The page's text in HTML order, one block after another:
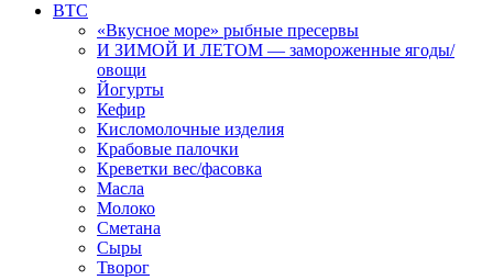
BTC
«Вкусное море» рыбные пресервы
И ЗИМОЙ И ЛЕТОМ — замороженные ягоды/
овощи
Йогурты
Кефир
Кисломолочные изделия
Крабовые палочки
Креветки вес/фасовка
Масла
Молоко
Сметана
Сыры
Творог